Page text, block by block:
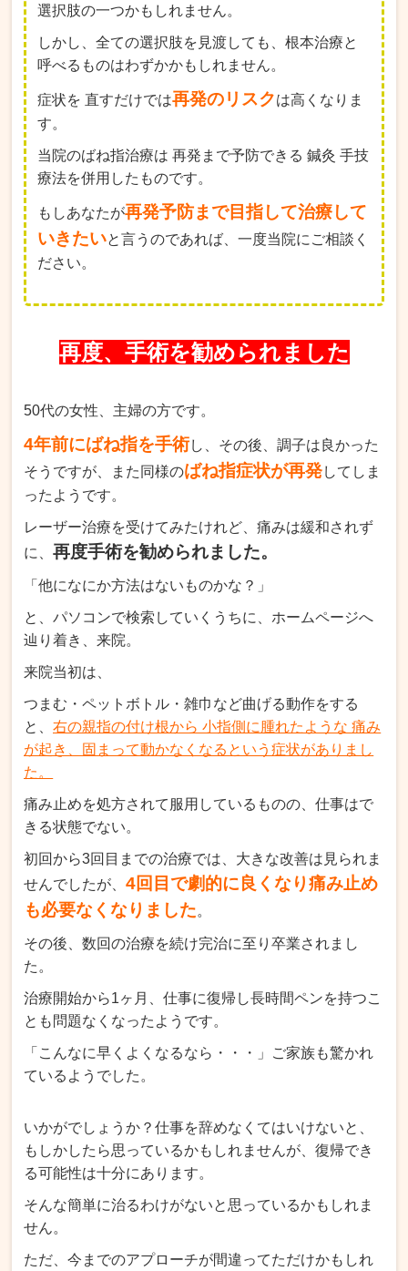
選択肢の一つかもしれません。
しかし、全ての選択肢を見渡しても、根本治療と
呼べるものはわずかかもしれません。
症状を 直すだけでは再発のリスクは高くなりま
す。
当院のばね指治療は 再発まで予防できる 鍼灸 手技
療法を併用したものです。
もしあなたが再発予防まで目指して治療して
いきたいと言うのであれば、一度当院にご相談く
ださい。
再度、手術を勧められました
50代の女性、主婦の方です。
4年前にばね指を手術し、その後、調子は良かった
そうですが、また同様のばね指症状が再発してしま
ったようです。
レーザー治療を受けてみたけれど、痛みは緩和されず
に、再度手術を勧められました。
「他になにか方法はないものかな？」
と、パソコンで検索していくうちに、ホームページへ
辿り着き、来院。
来院当初は、
つまむ・ペットボトル・雑巾など曲げる動作をする
と、右の親指の付け根から 小指側に腫れたような 痛み
が起き、固まって動かなくなるという症状がありまし
た。
痛み止めを処方されて服用しているものの、仕事はで
きる状態でない。
初回から3回目までの治療では、大きな改善は見られま
せんでしたが、4回目で劇的に良くなり痛み止め
も必要なくなりました。
その後、数回の治療を続け完治に至り卒業されまし
た。
治療開始から1ヶ月、仕事に復帰し長時間ペンを持つこ
とも問題なくなったようです。
「こんなに早くよくなるなら・・・」ご家族も驚かれ
ているようでした。
いかがでしょうか？仕事を辞めなくてはいけないと、
もしかしたら思っているかもしれませんが、復帰でき
る可能性は十分にあります。
そんな簡単に治るわけがないと思っているかもしれま
せん。
ただ、今までのアプローチが間違ってただけかもしれ